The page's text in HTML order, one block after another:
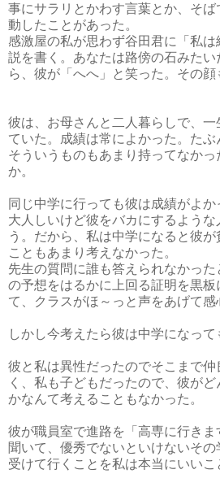
事にサラリとかわす言葉とか、そ
動したことがあった。
感激屋の私が思わず谷田君に「私
説を書く。あなたは路傍の石みた
ら、彼が「へへ」と笑った。その顔
彼は、お母さんと二人暮らしで、
ていた。成績は常によかった。た
そういうものもあまり持ってなかっ
か。
同じ中学に行っても彼は成績がよ
大人しいけど彼をバカにするよう
う。だから、私は中学になると彼
こともあまり考えなかった。
先生の質問に誰も答えられなかっ
の予想をはるかに上回る証明を黒板
て、クラスがほ～っと声をあげて感
しかし今考えたら彼は中学になって
彼と私は異性だったのでそこまで
く、私も子どもだったので、彼が
かなんて考えることもなかった。
彼が職員室で進路を「高専に行き
聞いて、優秀でないといけないそ
受けて行くことを私は本当にいいこ